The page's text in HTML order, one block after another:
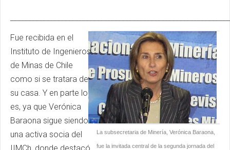
La subsecretaria de Minería, Verónica Baraona,
fue la invitada central de la segunda jornada del
Fue recibida en el
Instituto de Ingenieros
de Minas de Chile
como si se tratara de
su casa. Y en parte lo
es, ya que Verónica
Baraona sigue siendo
una activa socia del